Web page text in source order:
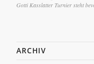
Gotti Kasslatter Turnier steht
ARCHIV